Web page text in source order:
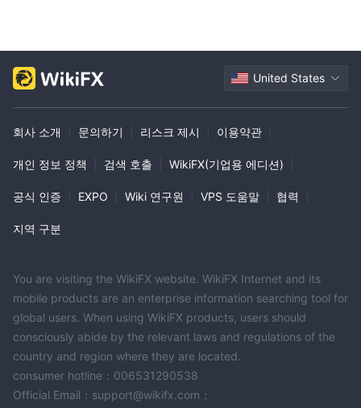
United States
회사 소개 문의하기 리스크 제시 이용약관
개인 정보 정책 검색 호출 WikiFX(기업용 에디션)
공식 인증 EXPO Wiki 연구원 VPS 도움말 협력
지역 구분
You are visiting the WikiFX website. WikiFX Internet and its
mobile products are an enterprise information searching tool for
global users. When using WikiFX products, users should
consciously abide by the relevant laws and regulations of the
country and region where they are located.
consumer hotline：006531290538
Official Email：support@wikifx.com；